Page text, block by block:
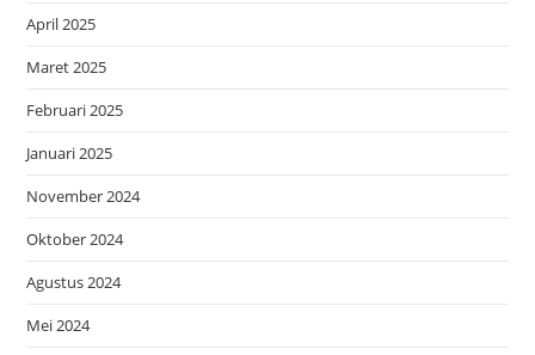
April 2025
Maret 2025
Februari 2025
Januari 2025
November 2024
Oktober 2024
Agustus 2024
Mei 2024